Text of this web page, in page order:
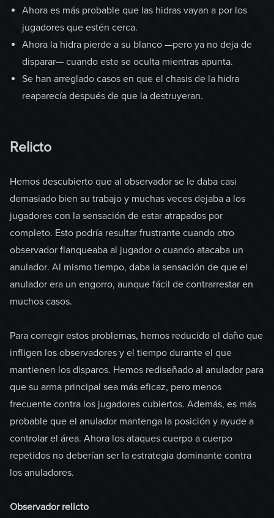
Ahora es más probable que las hidras vayan a por los
jugadores que estén cerca.
Ahora la hidra pierde a su blanco —pero ya no deja de
disparar— cuando este se oculta mientras apunta.
Se han arreglado casos en que el chasis de la hidra
reaparecía después de que la destruyeran.
Relicto
Hemos descubierto que al observador se le daba casi
demasiado bien su trabajo y muchas veces dejaba a los
jugadores con la sensación de estar atrapados por
completo. Esto podría resultar frustrante cuando otro
observador flanqueaba al jugador o cuando atacaba un
anulador. Al mismo tiempo, daba la sensación de que el
anulador era un engorro, aunque fácil de contrarrestar en
muchos casos.
Para corregir estos problemas, hemos reducido el daño que
infligen los observadores y el tiempo durante el que
mantienen los disparos. Hemos rediseñado al anulador para
que su arma principal sea más eficaz, pero menos
frecuente contra los jugadores cubiertos. Además, es más
probable que el anulador mantenga la posición y ayude a
controlar el área. Ahora los ataques cuerpo a cuerpo
repetidos no deberían ser la estrategia dominante contra
los anuladores.
Observador relicto